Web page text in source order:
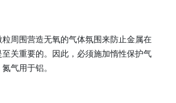
周围营造无氧的气体氛围来防止金属在
关重要的。因此，必须施加惰性保护气
气用于铝。